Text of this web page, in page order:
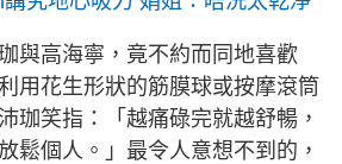
與高海寧，竟不約而同地喜歡
用花生形狀的筋膜球或按摩滾筒
珈笑指：「越痛碌完就越舒暢，
鬆個人。」最令人意想不到的，